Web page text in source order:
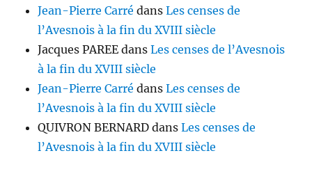
Jean-Pierre Carré dansLes censes de
l’Avesnois à la fin du XVIII siècle
Jacques PAREE dansLes censes de l’Avesnois
à la fin du XVIII siècle
Jean-Pierre Carré dansLes censes de
l’Avesnois à la fin du XVIII siècle
QUIVRON BERNARD dansLes censes de
l’Avesnois à la fin du XVIII siècle